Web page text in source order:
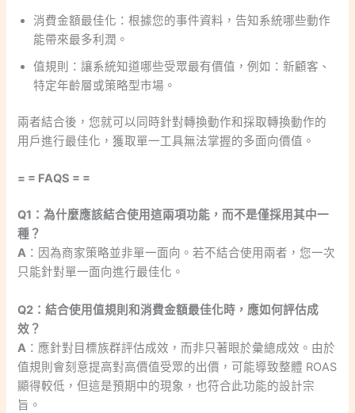
消費金額最佳化：根據您的事件資料，告知系統哪些動作
能帶來最多利潤。
值規則：讓系統知道哪些受眾最有價值，例如：新顧客、
特定年齡層或策略型市場。
兩者結合後，您就可以同時針對轉換動作和採取轉換動作的
用戶進行最佳化，獲取單一工具無法掌握的多面向價值。
= = FAQS = =
Q1：為什麼應該結合使用這兩項功能，而不是僅採用其中一
種？
A ：因為商家策略並非單一面向。若不結合使用兩者，您一次
只能針對單一面向進行最佳化。
Q2：結合使用值規則和消費金額最佳化時，應如何評估成
效？
A ：應針對目標族群評估成效，而非只著眼於彙總成效。由於
值規則會刻意提高對高價值受眾的出價，可能導致整體 ROAS
顯得較低，但這是預期中的現象，也符合此功能的設計宗
旨。